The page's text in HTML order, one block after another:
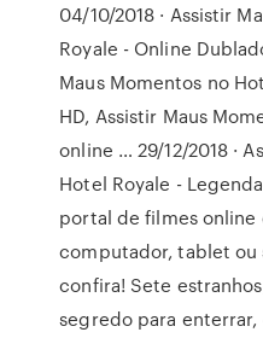
04/10/2018 · Assistir
Royale - Online
Maus Momentos no
HD, Assistir Maus
online … 29/12/2018 ·
Hotel Royale -
portal de filmes online
computador, tablet ou
confira! Sete
segredo para